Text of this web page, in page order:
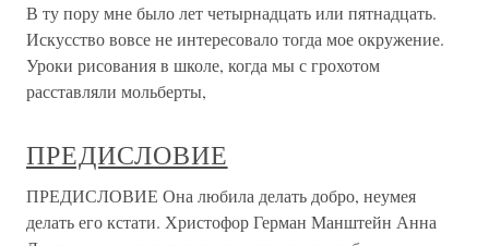
В ту пору мне было лет четырнадцать или пятнадцать.
Искусство вовсе не интересовало тогда мое окружение.
Уроки рисования в школе, когда мы с грохотом
расставляли мольберты,
ПРЕДИСЛОВИЕ
ПРЕДИСЛОВИЕ Она любила делать добро, неумея
делать его кстати. Христофор Герман Манштейн Анна